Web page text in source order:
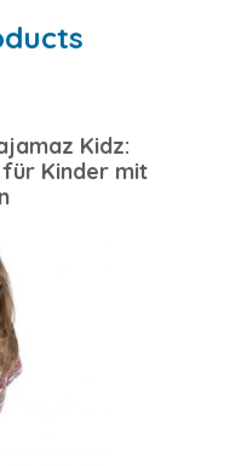
Kidz:
Kinder mit